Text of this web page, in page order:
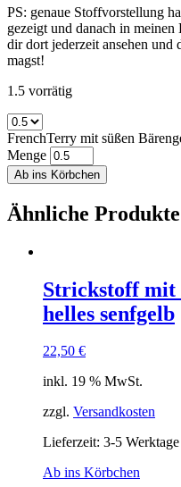
PS: genaue Stoffvorstellung
gezeigt und danach in
dir dort jederzeit ansehen und
magst!
1.5 vorrätig
FrenchTerry mit süßen
Menge
Ab ins Körbchen
Ähnliche Produkte
Strickstoff mit
helles senfgelb
22,50 €
inkl. 19 % MwSt.
zzgl. Versandkosten
Lieferzeit: 3-5 Werktage
Ab ins Körbchen